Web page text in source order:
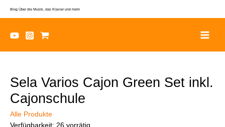
Blog Über die Musik, das Klavier und mehr
Sela Varios Cajon Green Set inkl.
Cajonschule
Alle Produkte
Verfügbarkeit: 26 vorrätig